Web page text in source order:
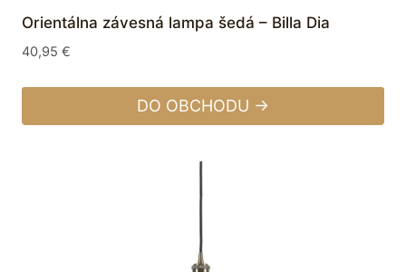
Orientálna závesná lampa šedá – Billa Dia
40,95 €
DO OBCHODU →